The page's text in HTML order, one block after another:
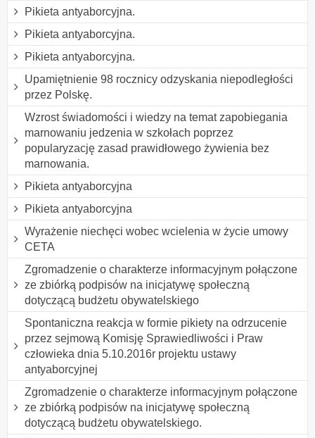
Pikieta antyaborcyjna.
Pikieta antyaborcyjna.
Pikieta antyaborcyjna.
Upamiętnienie 98 rocznicy odzyskania niepodległości
przez Polskę.
Wzrost świadomości i wiedzy na temat zapobiegania
marnowaniu jedzenia w szkołach poprzez
popularyzację zasad prawidłowego żywienia bez
marnowania.
Pikieta antyaborcyjna
Pikieta antyaborcyjna
Wyrażenie niechęci wobec wcielenia w życie umowy
CETA
Zgromadzenie o charakterze informacyjnym połączone
ze zbiórką podpisów na inicjatywę społeczną
dotyczącą budżetu obywatelskiego
Spontaniczna reakcja w formie pikiety na odrzucenie
przez sejmową Komisję Sprawiedliwości i Praw
człowieka dnia 5.10.2016r projektu ustawy
antyaborcyjnej
Zgromadzenie o charakterze informacyjnym połączone
ze zbiórką podpisów na inicjatywę społeczną
dotyczącą budżetu obywatelskiego.